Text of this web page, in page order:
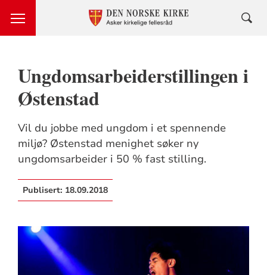
Ungdomsarbeiderstillingen i
Østenstad
Vil du jobbe med ungdom i et spennende
miljø? Østenstad menighet søker ny
ungdomsarbeider i 50 % fast stilling.
Publisert: 18.09.2018